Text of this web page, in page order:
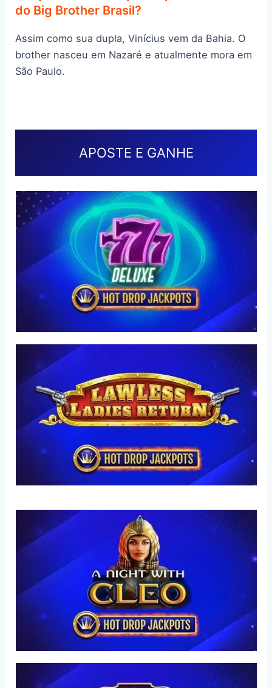
do Big Brother Brasil?
Assim como sua dupla, Vinícius vem da Bahia. O
brother nasceu em Nazaré e atualmente mora em
São Paulo.
APOSTE E GANHE